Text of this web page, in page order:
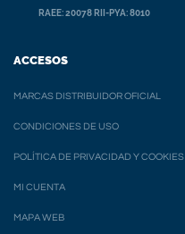
RAEE: 20078 RII-PYA: 8010
ACCESOS
MARCAS DISTRIBUIDOR OFICIAL
CONDICIONES DE USO
POLÍTICA DE PRIVACIDAD Y COOKIES
MI CUENTA
MAPA WEB